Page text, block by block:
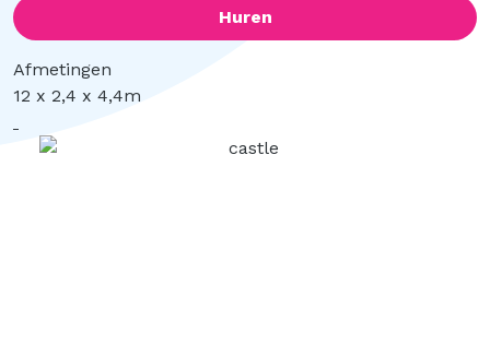
Huren
Afmetingen
12 x 2,4 x 4,4m